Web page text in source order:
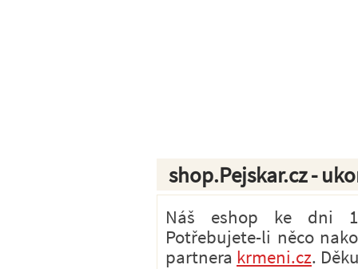
shop.Pejskar.cz -
Náš eshop ke dni
Potřebujete-li něco
partnera krmeni.cz.